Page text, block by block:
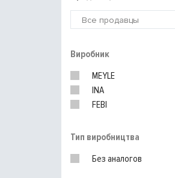
Виробник
MEYLE
INA
FEBI
Тип виробництва
Без аналогов